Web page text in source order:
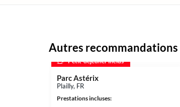
Autres recommandations
Petit-déjeuner inclus
Parc Astérix
Plailly, FR
Prestations incluses: